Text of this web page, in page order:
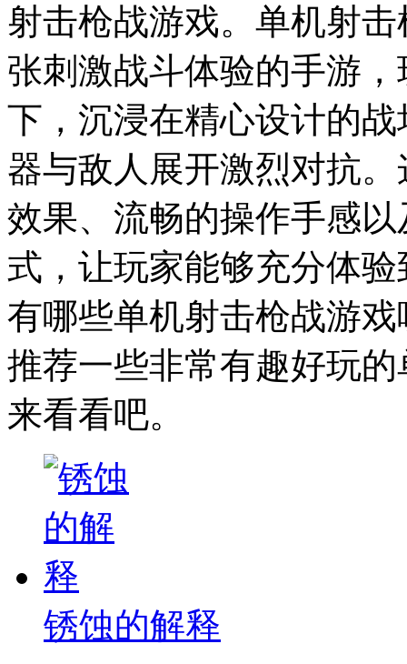
射击枪战游戏。单机射
张刺激战斗体验的手游
下，沉浸在精心设计的
器与敌人展开激烈对抗
效果、流畅的操作手感
式，让玩家能够充分体
有哪些单机射击枪战游
推荐一些非常有趣好玩
来看看吧。
锈蚀的解释